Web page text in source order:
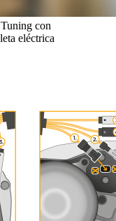
con
eléctrica